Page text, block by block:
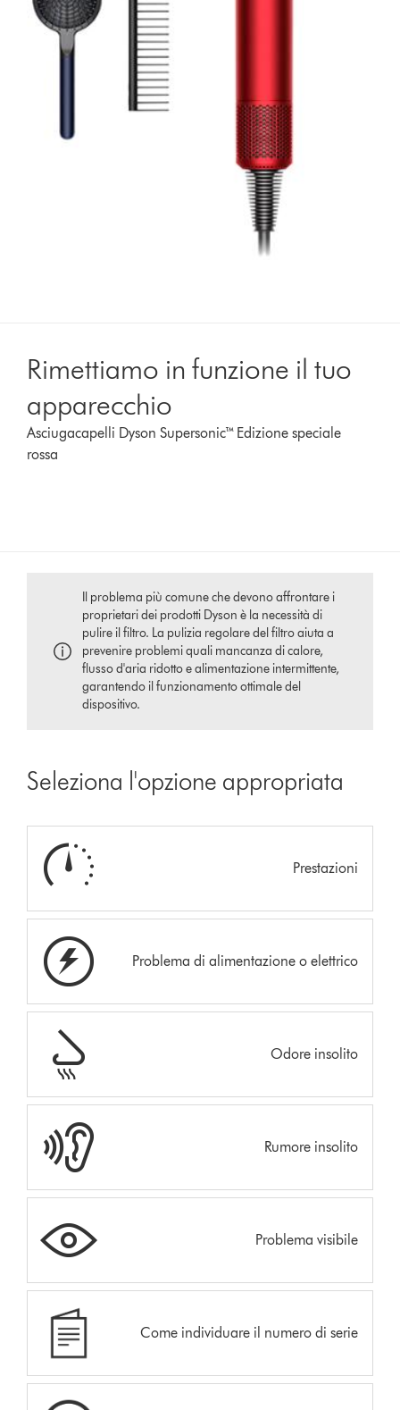
Rimettiamo in funzione il tuo
apparecchio
Asciugacapelli Dyson Supersonic™ Edizione speciale
rossa
Il problema più comune che devono affrontare i
proprietari dei prodotti Dyson è la necessità di
pulire il filtro. La pulizia regolare del filtro aiuta a
prevenire problemi quali mancanza di calore,
flusso d'aria ridotto e alimentazione intermittente,
garantendo il funzionamento ottimale del
dispositivo.
Seleziona l'opzione appropriata
Prestazioni
Problema di alimentazione o elettrico
Odore insolito
Rumore insolito
Problema visibile
Come individuare il numero di serie